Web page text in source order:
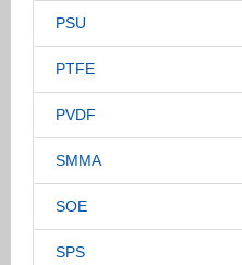
PSU
PTFE
PVDF
SMMA
SOE
SPS